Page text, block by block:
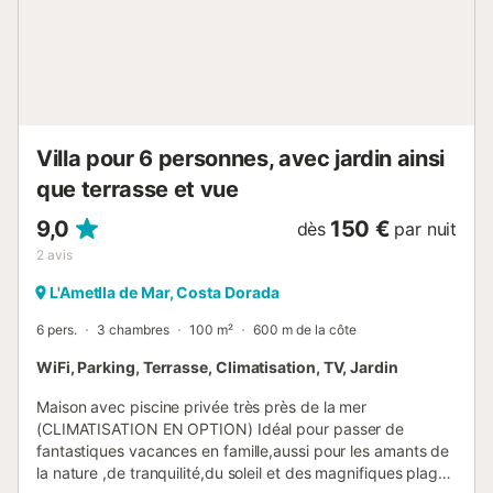
peu...
Villa pour 6 personnes, avec jardin ainsi
que terrasse et vue
9,0
2 avis
dès 150 € par nuit
L'Ametlla de Mar, Costa Dorada
6 pers. 3 chambres 100 m² 600 m de la côte
WiFi, Parking, Terrasse, Climatisation, TV, Jardin
Maison avec piscine privée très près de la mer
(CLIMATISATION EN OPTION) Idéal pour passer de
fantastiques vacances en famille,aussi pour les amants de
la nature ,de tranquilité,du soleil et des magnifiques plages